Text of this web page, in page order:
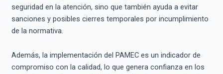
seguridad en la atención, sino que también ayuda a evitar
sanciones y posibles cierres temporales por incumplimiento
de la normativa.
Además, la implementación del PAMEC es un indicador de
compromiso con la calidad, lo que genera confianza en los